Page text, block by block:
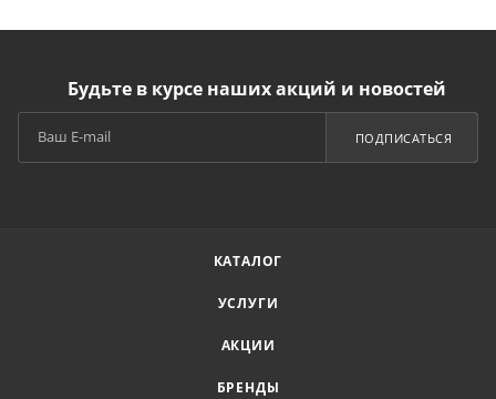
Будьте в курсе наших акций и новостей
ПОДПИСАТЬСЯ
КАТАЛОГ
УСЛУГИ
АКЦИИ
БРЕНДЫ